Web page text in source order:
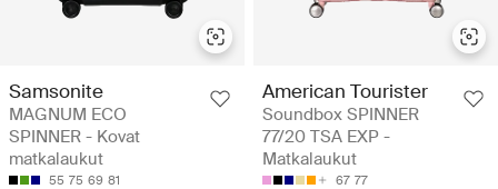
Samsonite
MAGNUM ECO
SPINNER - Kovat
matkalaukut
55 75 69 81
American Tourister
Soundbox SPINNER
77/20 TSA EXP -
Matkalaukut
67 77